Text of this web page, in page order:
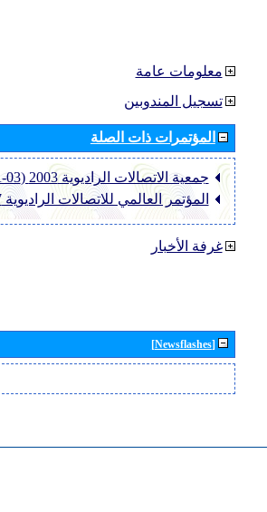
معلومات عامة
تسجيل المندوبين
المؤتمرات ذات الصلة
جمعية الاتصالات الراديوية 2003 (RA-03)
المؤتمر العالمي للاتصالات الراديوية 2007 (WRC-07)
غرفة الأخبار
[Newsflashes]